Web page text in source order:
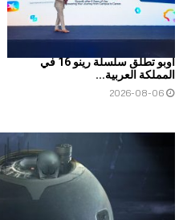
أوبو تطلق سلسلة رينو 16 في
المملكة العربية...
2026-08-06